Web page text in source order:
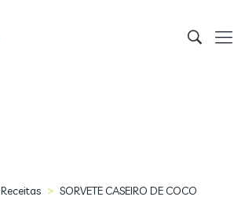
Receitas > SORVETE CASEIRO DE COCO